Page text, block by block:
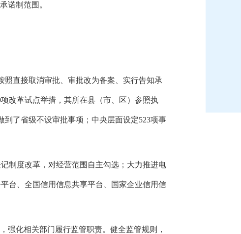
诺制范围。
照直接取消审批、 审批改为备案、 实行告知承
改革试点举措， 其所在县（市、 区）参照执
到了省级不设审批事项； 中央层面设定523项事
制度改革， 对经营范围自主勾选； 大力推进电
台、 全国信用信息共享平台、 国家企业信用信
强化相关部门履行监管职责。 健全监管规则，